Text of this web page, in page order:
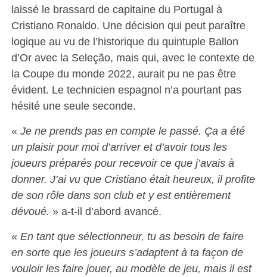
laissé le brassard de capitaine du Portugal à
Cristiano Ronaldo. Une décision qui peut paraître
logique au vu de l’historique du quintuple Ballon
d’Or avec la Seleção, mais qui, avec le contexte de
la Coupe du monde 2022, aurait pu ne pas être
évident. Le technicien espagnol n’a pourtant pas
hésité une seule seconde.
« Je ne prends pas en compte le passé. Ça a été
un plaisir pour moi d’arriver et d’avoir tous les
joueurs préparés pour recevoir ce que j’avais à
donner. J’ai vu que Cristiano était heureux, il profite
de son rôle dans son club et y est entièrement
dévoué. » a-t-il d’abord avancé.
« En tant que sélectionneur, tu as besoin de faire
en sorte que les joueurs s’adaptent à ta façon de
vouloir les faire jouer, au modèle de jeu, mais il est